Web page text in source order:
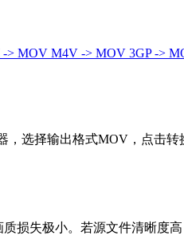
-> MOV M4V -> MOV 3GP ->
选择输出格式MOV，点击
损失极小。若源文件清晰度